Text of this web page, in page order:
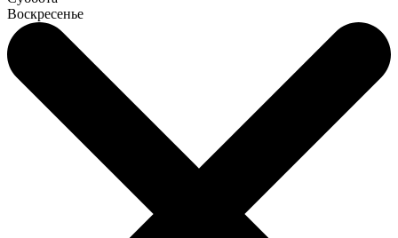
Воскресенье